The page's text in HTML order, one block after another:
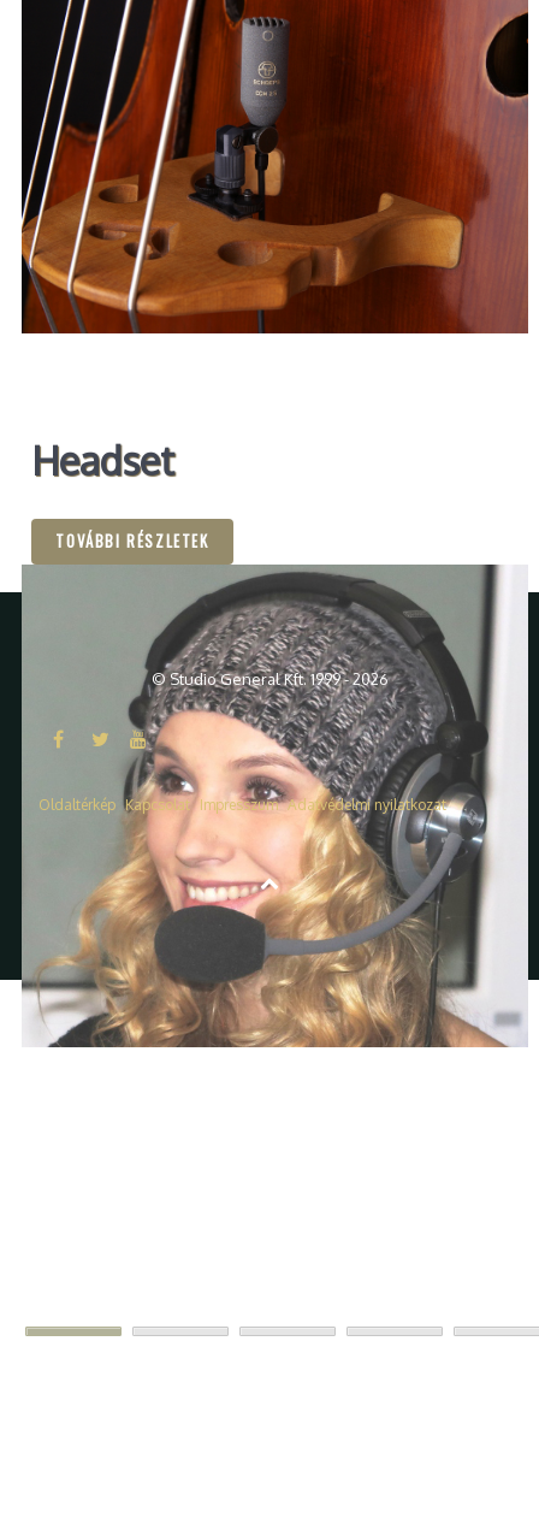
Headset
TOVÁBBI RÉSZLETEK
© Studio General Kft. 1999 - 2026
Oldaltérkép Kapcsolat Impresszum Adatvédelmi nyilatkozat